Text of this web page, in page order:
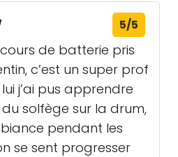
5/5
de batterie pris
c’est un super prof
j’ai pus apprendre
solfège sur la drum,
pendant les
se sent progresser